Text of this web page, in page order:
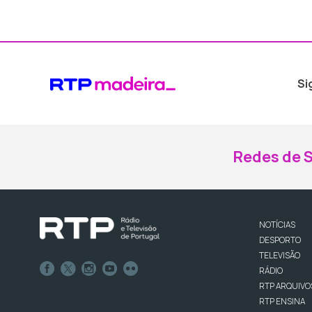
Redes de
NOTÍCIAS
DESPORTO
TELEVISÃO
RÁDIO
RTP
RTP ENSINA